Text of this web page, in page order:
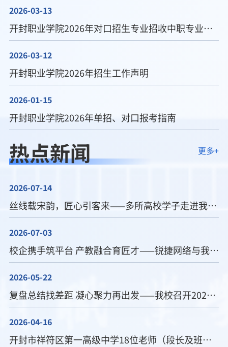
2026-03-13
开封职业学院2026年对口招生专业招收中职专业对照一览表
2026-03-12
开封职业学院2026年招生工作声明
2026-01-15
开封职业学院2026年单招、对口报考指南
热点新闻 更多+
2026-07-14
丝线载宋韵，匠心引客来——多所高校学子走进我院刺绣专业，对话中国工艺美术大师苗炜
2026-07-03
校企携手筑平台 产教融合育匠才——锐捷网络与我校共建产教融合人才培养基地
2026-05-22
复盘总结找差距 凝心聚力再出发——我校召开2026年对口单招招生工作复盘暨下阶段工作部署会议
2026-04-16
开封市祥符区第一高级中学18位老师（段长及班主任）到我校参访